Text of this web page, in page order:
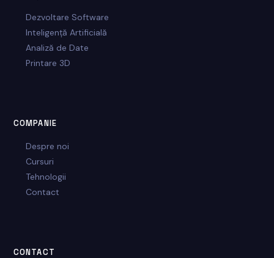
Dezvoltare Software
Inteligență Artificială
Analiză de Date
Printare 3D
COMPANIE
Despre noi
Cursuri
Tehnologii
Contact
CONTACT